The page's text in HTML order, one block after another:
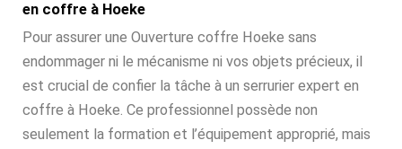
en coffre à Hoeke
Pour assurer une Ouverture coffre Hoeke sans
endommager ni le mécanisme ni vos objets précieux, il
est crucial de confier la tâche à un serrurier expert en
coffre à Hoeke. Ce professionnel possède non
seulement la formation et l’équipement approprié, mais